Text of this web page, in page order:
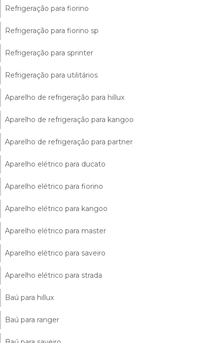
Refrigeração para fiorino
Refrigeração para fiorino sp
Refrigeração para sprinter
Refrigeração para utilitários
Aparelho de refrigeração para hillux
Aparelho de refrigeração para kangoo
Aparelho de refrigeração para partner
Aparelho elétrico para ducato
Aparelho elétrico para fiorino
Aparelho elétrico para kangoo
Aparelho elétrico para master
Aparelho elétrico para saveiro
Aparelho elétrico para strada
Baú para hillux
Baú para ranger